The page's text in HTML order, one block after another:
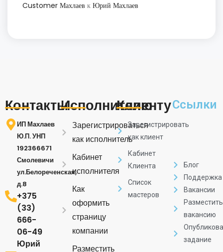
Customer Махлаев к Юрий Махлаев
Контакты
ИП Махлаев
Ю.П. УНП
192366671
Смолевичи
ул.Белореченская,
д.8
+375
(33)
666-
06-49
Юрий
Исполнителю
Зарегистрироваться
как исполнитель
Кабинет
исполнителя
Как
оформить
страницу
компании
Разместить
Клиенту
Зарегистрировать
как клиент
Кабинет
Клиента
Список
мастеров
Ссылки
Блог
Поддержка
Вакансии
Разместить
вакансию
задание